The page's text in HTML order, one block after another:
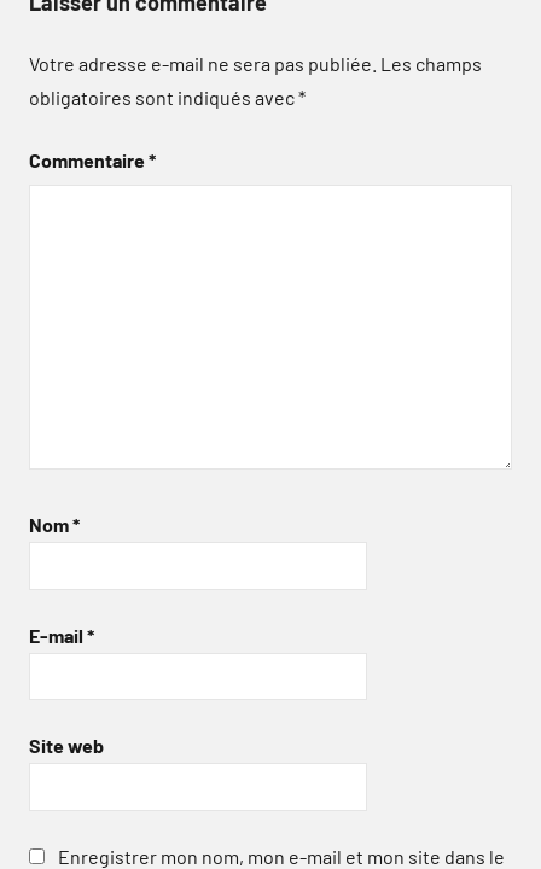
Votre adresse e-mail ne sera pas publiée. Les champs
obligatoires sont indiqués avec*
Commentaire*
Nom*
E-mail *
Site web
Enregistrer mon nom, mon e-mail et mon site dans le